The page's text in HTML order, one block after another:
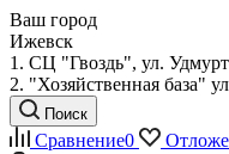
Ваш город
Ижевск
1. СЦ "Гвоздь", ул.
2. "Хозяйственная база"
Поиск
Сравнение0